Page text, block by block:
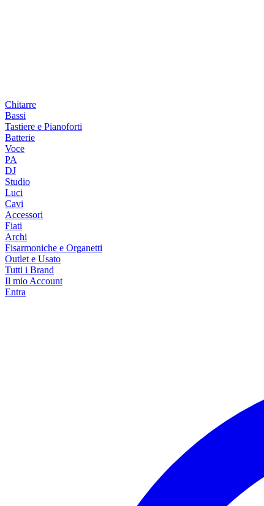
Chitarre
Bassi
Tastiere e Pianoforti
Batterie
Voce
PA
DJ
Studio
Luci
Cavi
Accessori
Fiati
Archi
Fisarmoniche e Organetti
Outlet e Usato
Tutti i Brand
Il mio Account
Entra